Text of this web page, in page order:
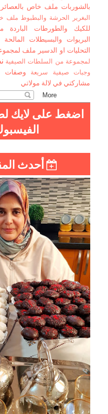
بالشوربات ملف خاص بالعصائر
البغرير الحرشة والبطبوط ملف
للكيك والطورطات الباردة
البريوات والبسيطلات المالحة
التحليات او الدسير ملف
لمجموعة من السلطات الصيفية
وجبات صيفية سريعة وصفات
مشاركتي في لالة مولاتي
اضغط على لايك
أحدث